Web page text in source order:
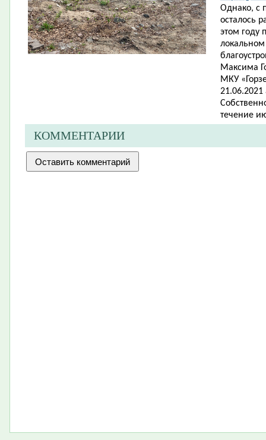
Однако, с
осталось
этом году
локальном
Максима
МКУ
21.06.2021
течение
КОММЕНТАРИИ